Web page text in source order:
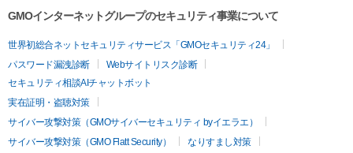
GMOインターネットグループのセキュリティ事業について
世界初総合ネットセキュリティサービス「GMOセキュリティ24」
パスワード漏洩診断
Webサイトリスク診断
セキュリティ相談AIチャットボット
実在証明・盗聴対策
サイバー攻撃対策（GMOサイバーセキュリティ byイエラエ）
サイバー攻撃対策（GMO Flatt Security）
なりすまし対策